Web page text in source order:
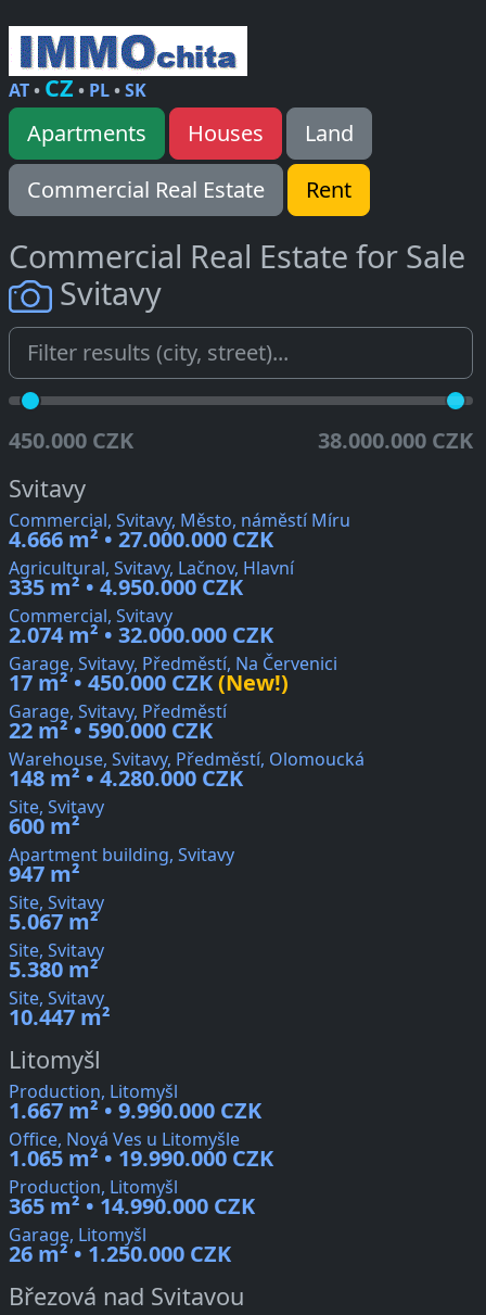
AT• CZ • PL•SK
Apartments Houses
Land
Commercial Real Estate
Rent
Commercial Real Estate for Sale
Svitavy
450.000 CZK 38.000.000 CZK
Svitavy
Commercial, Svitavy, Město, náměstí Míru
4.666 m² • 27.000.000 CZK
Agricultural, Svitavy, Lačnov, Hlavní
335 m² • 4.950.000 CZK
Commercial, Svitavy
2.074 m² • 32.000.000 CZK
Garage, Svitavy, Předměstí, Na Červenici
17 m² • 450.000 CZK(New!)
Garage, Svitavy, Předměstí
22 m² • 590.000 CZK
Warehouse, Svitavy, Předměstí, Olomoucká
148 m² • 4.280.000 CZK
Site, Svitavy
600 m²
Apartment building, Svitavy
947 m²
Site, Svitavy
5.067 m²
Site, Svitavy
5.380 m²
Site, Svitavy
10.447 m²
Litomyšl
Production, Litomyšl
1.667 m² • 9.990.000 CZK
Office, Nová Ves u Litomyšle
1.065 m² • 19.990.000 CZK
Production, Litomyšl
365 m² • 14.990.000 CZK
Garage, Litomyšl
26 m² • 1.250.000 CZK
Březová nad Svitavou